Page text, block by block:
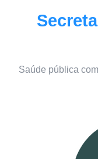
Saúde pública